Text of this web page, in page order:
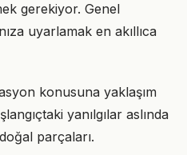
gerekiyor. Genel
uyarlamak en akıllıca
konusuna yaklaşım
yanılgılar aslında
parçaları.